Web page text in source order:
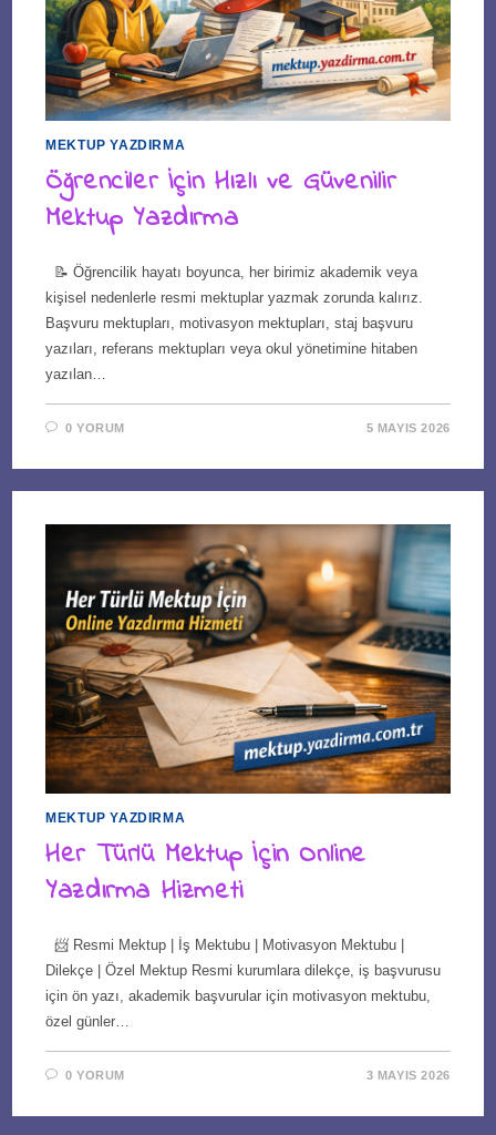
MEKTUP YAZDIRMA
Öğrenciler İçin Hızlı ve Güvenilir
Mektup Yazdırma
📝 Öğrencilik hayatı boyunca, her birimiz akademik veya
kişisel nedenlerle resmi mektuplar yazmak zorunda kalırız.
Başvuru mektupları, motivasyon mektupları, staj başvuru
yazıları, referans mektupları veya okul yönetimine hitaben
yazılan…
0 YORUM 5 MAYIS 2026
MEKTUP YAZDIRMA
Her Türlü Mektup İçin Online
Yazdırma Hizmeti
📨 Resmi Mektup | İş Mektubu | Motivasyon Mektubu |
Dilekçe | Özel Mektup Resmi kurumlara dilekçe, iş başvurusu
için ön yazı, akademik başvurular için motivasyon mektubu,
özel günler…
0 YORUM 3 MAYIS 2026